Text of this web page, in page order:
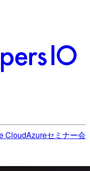
CloudAzureセミナー会